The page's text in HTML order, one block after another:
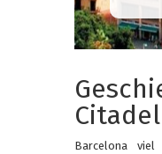
Citadel
Barcelona